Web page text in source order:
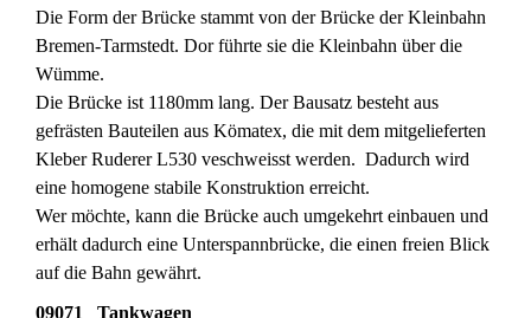
Die Form der Brücke stammt von der Brücke der Kleinbahn
Bremen-Tarmstedt. Dor führte sie die Kleinbahn über die
Wümme.
Die Brücke ist 1180mm lang. Der Bausatz besteht aus
gefrästen Bauteilen aus Kömatex, die mit dem mitgelieferten
Kleber Ruderer L530 veschweisst werden. Dadurch wird
eine homogene stabile Konstruktion erreicht.
Wer möchte, kann die Brücke auch umgekehrt einbauen und
erhält dadurch eine Unterspannbrücke, die einen freien Blick
auf die Bahn gewährt.
09071 Tankwagen